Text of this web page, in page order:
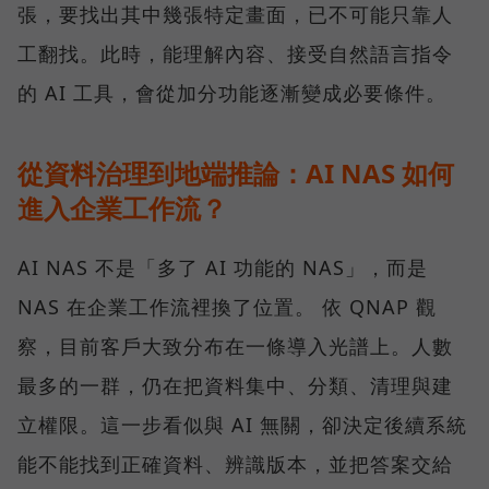
張，要找出其中幾張特定畫面，已不可能只靠人
工翻找。此時，能理解內容、接受自然語言指令
的 AI 工具，會從加分功能逐漸變成必要條件。
從資料治理到地端推論：AI NAS 如何
進入企業工作流？
AI NAS 不是「多了 AI 功能的 NAS」，而是
NAS 在企業工作流裡換了位置。 依 QNAP 觀
察，目前客戶大致分布在一條導入光譜上。人數
最多的一群，仍在把資料集中、分類、清理與建
立權限。這一步看似與 AI 無關，卻決定後續系統
能不能找到正確資料、辨識版本，並把答案交給